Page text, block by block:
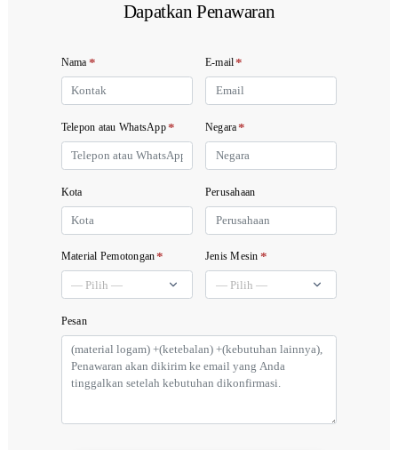
Dapatkan Penawaran
Nama * E-mail*
Telepon atau WhatsApp* Negara*
Kota Perusahaan
Material Pemotongan* Jenis Mesin *
Pesan